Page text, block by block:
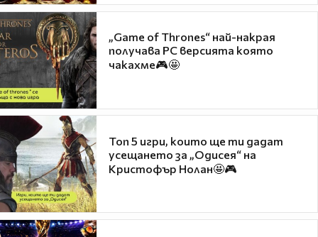
„Game of Thrones“ най-накрая
получава PC версията която
чакахме🎮🤩
Топ 5 игри, които ще ти дадат
усещането за „Одисея“ на
Кристофър Нолан🤩🎮